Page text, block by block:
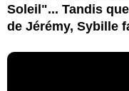
Soleil"... Tandis
de Jérémy, Sybille